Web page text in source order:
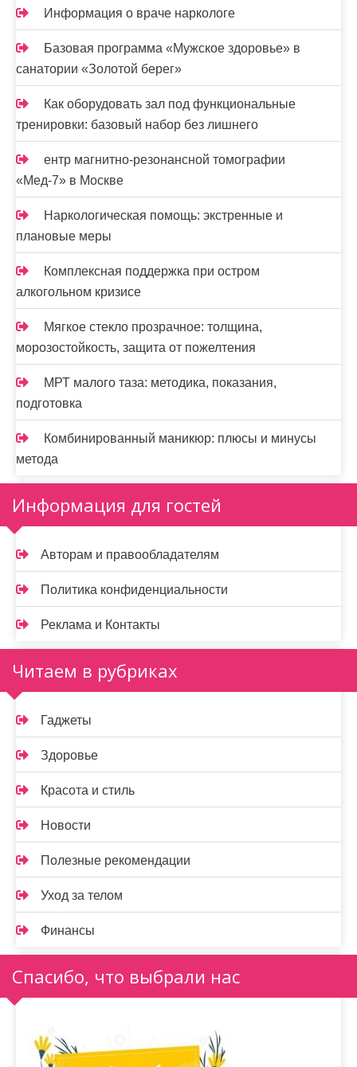
Информация о враче наркологе
Базовая программа «Мужское здоровье» в
санатории «Золотой берег»
Как оборудовать зал под функциональные
тренировки: базовый набор без лишнего
ентр магнитно-резонансной томографии
«Мед-7» в Москве
Наркологическая помощь: экстренные и
плановые меры
Комплексная поддержка при остром
алкогольном кризисе
Мягкое стекло прозрачное: толщина,
морозостойкость, защита от пожелтения
МРТ малого таза: методика, показания,
подготовка
Комбинированный маникюр: плюсы и минусы
метода
Информация для гостей
Авторам и правообладателям
Политика конфиденциальности
Реклама и Контакты
Читаем в рубриках
Гаджеты
Здоровье
Красота и стиль
Новости
Полезные рекомендации
Уход за телом
Финансы
Спасибо, что выбрали нас